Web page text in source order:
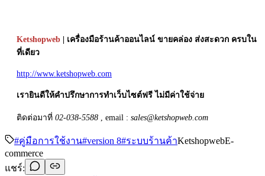
Ketshopweb | เครื่องมือร้านค้าออนไลน์ ขายคล่อง ส่งสะดวก ครบใน
ที่เดียว
http://www.ketshopweb.com
เรายินดีให้คำปรึกษาการทำเว็บไซต์ฟรี ไม่มีค่าใช้จ่าย
ติดต่อมาที่ 02-038-5588 , email : sales@ketshopweb.com
#คู่มือการใช้งาน#version 8#ระบบร้านค้าKetshopwebE-
commerce
แชร์: